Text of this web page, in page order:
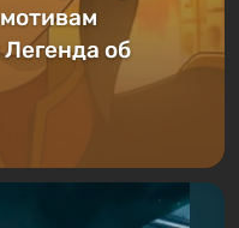
об